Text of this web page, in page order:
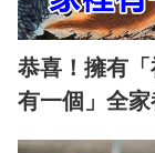
恭喜！擁有
有一個」全